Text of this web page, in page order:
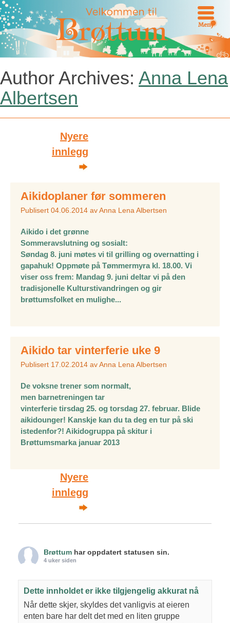
Meny
Author Archives: Anna Lena
Albertsen
navigation
Nyere
innlegg
Aikidoplaner før sommeren
Publisert 04.06.2014 avAnna Lena Albertsen
Aikido i det grønne
Sommeravslutning og sosialt:
Søndag 8. juni møtes vi til grilling og overnatting i
gapahuk! Oppmøte på Tømmermyra kl. 18.00. Vi
viser oss frem: Mandag 9. juni deltar vi på den
tradisjonelle Kulturstivandringen og gir
brøttumsfolket en mulighe...
Aikido tar vinterferie uke 9
Publisert 17.02.2014 avAnna Lena Albertsen
De voksne trener som normalt,
men barnetreningen tar
vinterferie tirsdag 25. og torsdag 27. februar. Blide
aikidounger! Kanskje kan du ta deg en tur på ski
istedenfor?! Aikidogruppa på skitur i
Brøttumsmarka januar 2013
navigation
Nyere
innlegg
Brøttum har oppdatert statusen sin.
4 uker siden
Dette innholdet er ikke tilgjengelig akkurat nå
Når dette skjer, skyldes det vanligvis at eieren
enten bare har delt det med en liten gruppe